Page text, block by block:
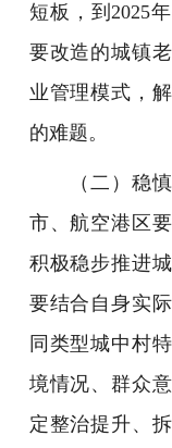
短板，到2025
要改造的城镇
业管理模式，
的难题。
（二）稳慎
市、航空港区
积极稳步推进
要结合自身实
同类型城中村
境情况、群众
定整治提升、